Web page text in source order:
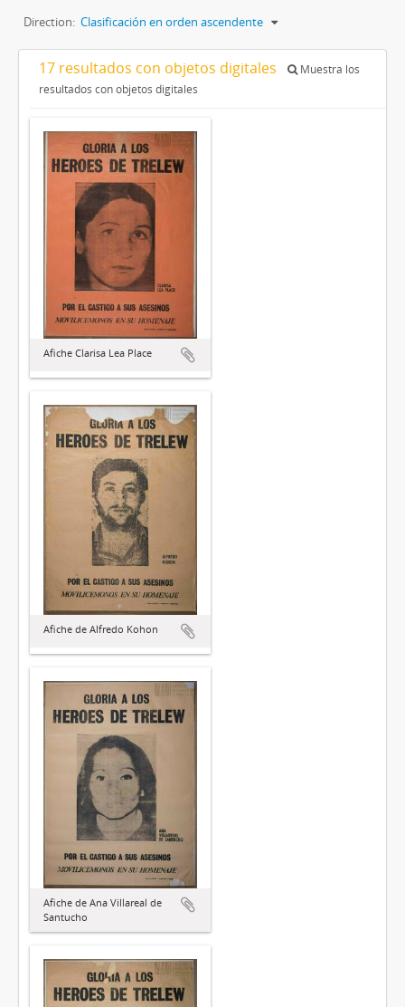
Direction: Clasificación en orden ascendente
17 resultados con objetos digitales
Muestra los
resultados con objetos digitales
Afiche Clarisa Lea Place
Afiche de Alfredo Kohon
Afiche de Ana Villareal de
Santucho